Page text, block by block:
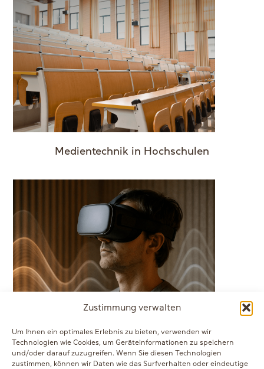
Zustimmung verwalten
Um Ihnen ein optimales Erlebnis zu bieten, verwenden wir
Technologien wie Cookies, um Geräteinformationen zu speichern
und/oder darauf zuzugreifen. Wenn Sie diesen Technologien
zustimmen, können wir Daten wie das Surfverhalten oder eindeutige
Medientechnik in Hochschulen
Akustik in der virtuellen Welt
Mehr Anzeigen